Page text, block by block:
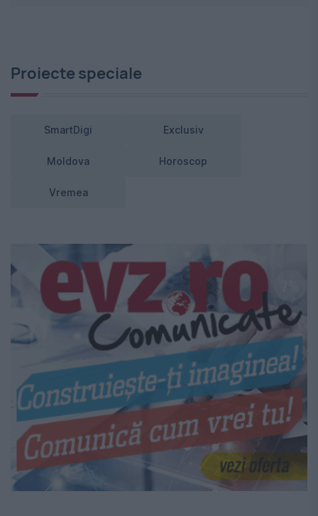
Proiecte speciale
SmartDigi Exclusiv
Moldova Horoscop
Vremea